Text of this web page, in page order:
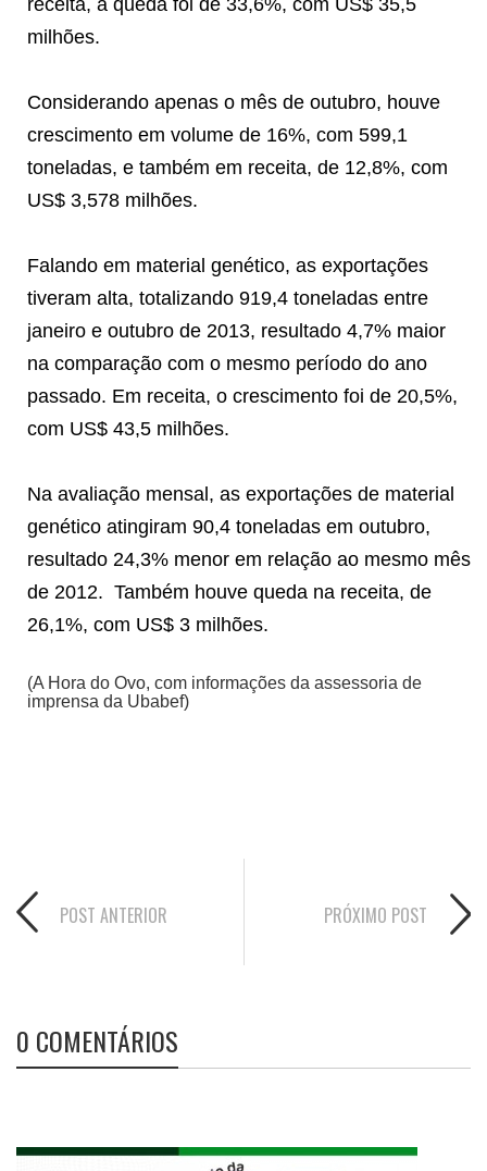
milhões.
Considerando apenas o mês de outubro, houve
crescimento em volume de 16%, com 599,1
toneladas, e também em receita, de 12,8%, com
US$ 3,578 milhões.
Falando em material genético, as exportações
tiveram alta, totalizando 919,4 toneladas entre
janeiro e outubro de 2013, resultado 4,7% maior
na comparação com o mesmo período do ano
passado. Em receita, o crescimento foi de 20,5%,
com US$ 43,5 milhões.
Na avaliação mensal, as exportações de material
genético atingiram 90,4 toneladas em outubro,
resultado 24,3% menor em relação ao mesmo mês
de 2012. Também houve queda na receita, de
26,1%, com US$ 3 milhões.
(A Hora do Ovo, com informações da assessoria de
imprensa da Ubabef)
POST ANTERIOR PRÓXIMO POST
0 COMENTÁRIOS